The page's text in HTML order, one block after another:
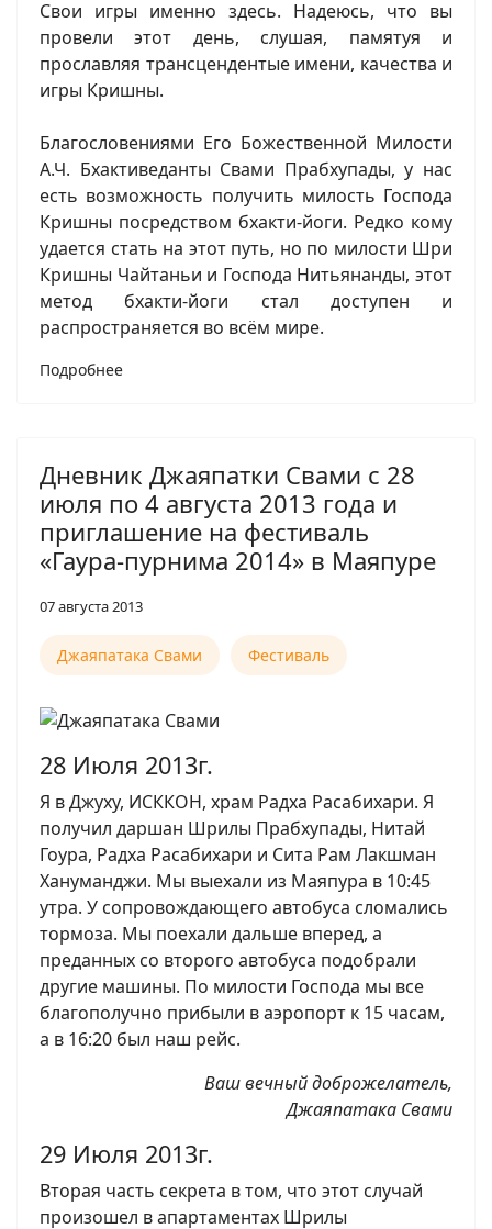
Свои игры именно здесь. Надеюсь, что вы
провели этот день, слушая, памятуя и
прославляя трансцендентые имени, качества и
игры Кришны.
Благословениями Его Божественной Милости
А.Ч. Бхактиведанты Свами Прабхупады, у нас
есть возможность получить милость Господа
Кришны посредством бхакти-йоги. Редко кому
удается стать на этот путь, но по милости Шри
Кришны Чайтаньи и Господа Нитьянанды, этот
метод бхакти-йоги стал доступен и
распространяется во всём мире.
Подробнее
Дневник Джаяпатки Свами с 28
июля по 4 августа 2013 года и
приглашение на фестиваль
«Гаура-пурнима 2014» в Маяпуре
07 августа 2013
Джаяпатака Свами Фестиваль
28 Июля 2013г.
Я в Джуху, ИСККОН, храм Радха Расабихари. Я
получил даршан Шрилы Прабхупады, Нитай
Гоура, Радха Расабихари и Сита Рам Лакшман
Хануманджи. Мы выехали из Маяпура в 10:45
утра. У сопровождающего автобуса сломались
тормоза. Мы поехали дальше вперед, а
преданных со второго автобуса подобрали
другие машины. По милости Господа мы все
благополучно прибыли в аэропорт к 15 часам,
а в 16:20 был наш рейс.
Ваш вечный доброжелатель,
Джаяпатака Свами
29 Июля 2013г.
Вторая часть секрета в том, что этот случай
произошел в апартаментах Шрилы